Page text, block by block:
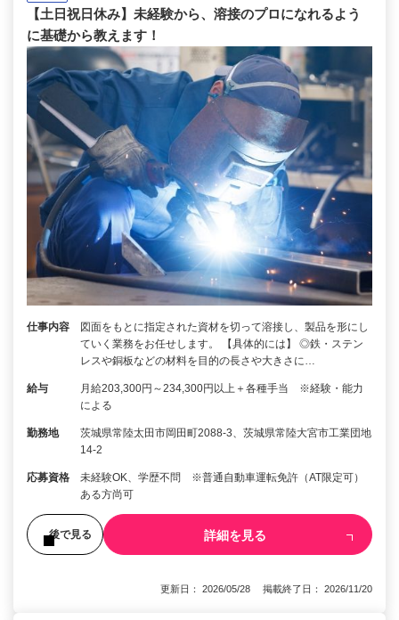
【土日祝日休み】未経験から、溶接のプロになれるよう
に基礎から教えます！
仕事内容
図面をもとに指定された資材を切って溶接し、製品を形にし
ていく業務をお任せします。 【具体的には】 ◎鉄・ステン
レスや銅板などの材料を目的の長さや大きさに…
給与
月給203,300円～234,300円以上＋各種手当 ※経験・能力
による
勤務地
茨城県常陸太田市岡田町2088-3、茨城県常陸大宮市工業団地
14-2
応募資格
未経験OK、学歴不問 ※普通自動車運転免許（AT限定可）
ある方尚可
後で見る 詳細を見る
更新日： 2026/05/28 掲載終了日： 2026/11/20